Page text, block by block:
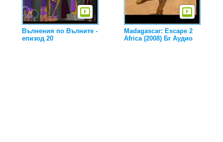
Вълнения по Вълните -
епизод 20
Madagascar: Escape 2
Africa (2008) Бг Аудио